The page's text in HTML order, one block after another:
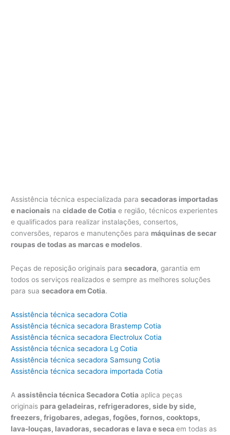
Assistência técnica especializada parasecadoras importadas
e nacionais nacidade de Cotia e região, técnicos experientes
e qualificados para realizar instalações, consertos,
conversões, reparos e manutenções para máquinas de secar
roupas de todas as marcas e modelos.
Peças de reposição originais parasecadora, garantia em
todos os serviços realizados e sempre as melhores soluções
para suasecadora em Cotia.
Assistência técnica secadora Cotia
Assistência técnica secadora Brastemp Cotia
Assistência técnica secadora Electrolux Cotia
Assistência técnica secadora Lg Cotia
Assistência técnica secadora Samsung Cotia
Assistência técnica secadora importada Cotia
Aassistência técnica Secadora Cotia aplica peças
originais para geladeiras, refrigeradores, side by side,
freezers, frigobares, adegas, fogões, fornos, cooktops,
lava-louças, lavadoras, secadoras e lava e secaem todas as